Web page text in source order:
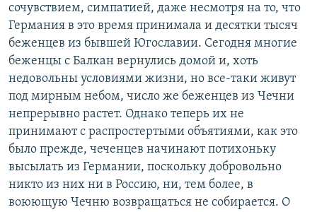
сочувствием, симпатией, даже несмотря на то, что
Германия в это время принимала и десятки тысяч
беженцев из бывшей Югославии. Сегодня многие
беженцы с Балкан вернулись домой и, хоть
недовольны условиями жизни, но все-таки живут
под мирным небом, число же беженцев из Чечни
непрерывно растет. Однако теперь их не
принимают с распростертыми объятиями, как это
было прежде, чеченцев начинают потихоньку
высылать из Германии, поскольку добровольно
никто из них ни в Россию, ни, тем более, в
воюющую Чечню возвращаться не собирается. О